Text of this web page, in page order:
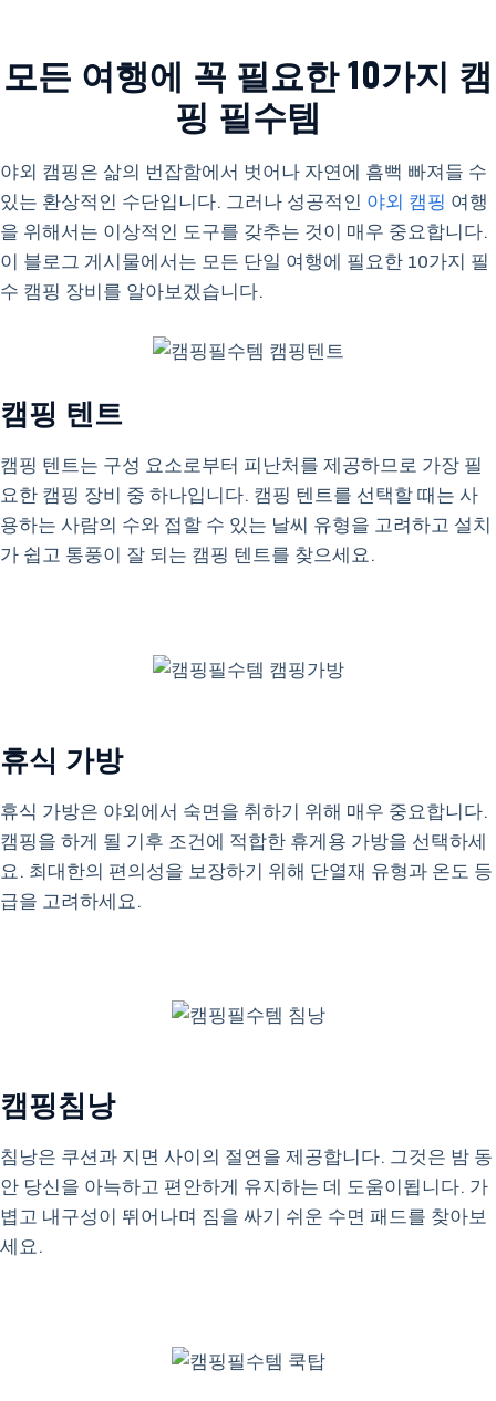
모든 여행에 꼭 필요한 10가지 캠
핑 필수템
야외 캠핑은 삶의 번잡함에서 벗어나 자연에 흠뻑 빠져들 수
있는 환상적인 수단입니다. 그러나 성공적인 야외 캠핑 여행
을 위해서는 이상적인 도구를 갖추는 것이 매우 중요합니다.
이 블로그 게시물에서는 모든 단일 여행에 필요한 10가지 필
수 캠핑 장비를 알아보겠습니다.
캠핑 텐트
캠핑 텐트는 구성 요소로부터 피난처를 제공하므로 가장 필
요한 캠핑 장비 중 하나입니다. 캠핑 텐트를 선택할 때는 사
용하는 사람의 수와 접할 수 있는 날씨 유형을 고려하고 설치
가 쉽고 통풍이 잘 되는 캠핑 텐트를 찾으세요.
휴식 가방
휴식 가방은 야외에서 숙면을 취하기 위해 매우 중요합니다.
캠핑을 하게 될 기후 조건에 적합한 휴게용 가방을 선택하세
요. 최대한의 편의성을 보장하기 위해 단열재 유형과 온도 등
급을 고려하세요.
캠핑침낭
침낭은 쿠션과 지면 사이의 절연을 제공합니다. 그것은 밤 동
안 당신을 아늑하고 편안하게 유지하는 데 도움이됩니다. 가
볍고 내구성이 뛰어나며 짐을 싸기 쉬운 수면 패드를 찾아보
세요.